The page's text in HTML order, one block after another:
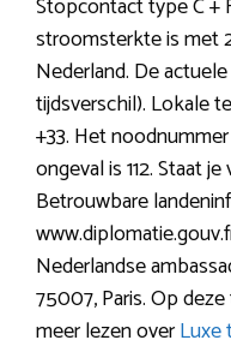
Stopcontact type C +
stroomsterkte is met
Nederland. De
tijdsverschil). Lokale
+33. Het
ongeval is 112. Staat
Betrouwbare
Nederlandse
75007, Paris. Op
meer lezen overLuxe